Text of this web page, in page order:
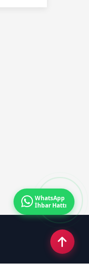
WhatsApp
İhbar Hattı